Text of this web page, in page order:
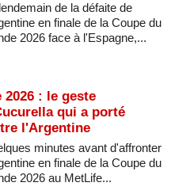
de la défaite de
en finale de la Coupe du
2026 face à l'Espagne,...
2026 : le geste
qui a porté
l'Argentine
minutes avant d'affronter
en finale de la Coupe du
2026 au MetLife...